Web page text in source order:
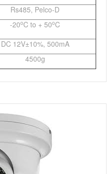
Rs485, Pelco-D
-20oC to + 50oC
DC 12V±10%, 500mA
4500g